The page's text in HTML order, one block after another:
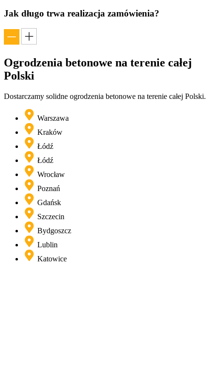
Jak długo trwa realizacja zamówienia?
Ogrodzenia betonowe na terenie całej
Polski
Dostarczamy solidne ogrodzenia betonowe na terenie całej Polski.
Warszawa
Kraków
Łódź
Łódź
Wrocław
Poznań
Gdańsk
Szczecin
Bydgoszcz
Lublin
Katowice